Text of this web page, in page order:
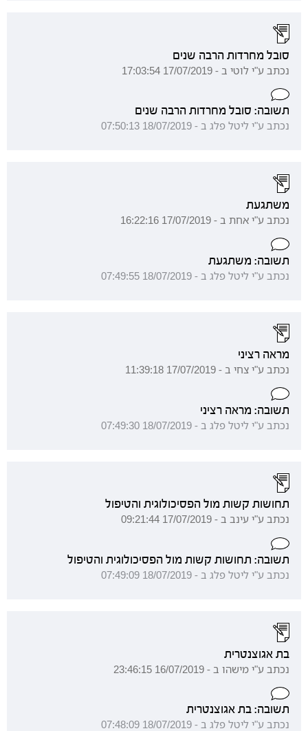
סובל מחרדות הרבה שנים
נכתב ע"י לוטי ב - 17/07/2019 17:03:54
תשובה: סובל מחרדות הרבה שנים
נכתב ע"י ליטל פלג ב - 18/07/2019 07:50:13
משתגעת
נכתב ע"י אחת ב - 17/07/2019 16:22:16
תשובה: משתגעת
נכתב ע"י ליטל פלג ב - 18/07/2019 07:49:55
מראה רציני
נכתב ע"י צחי ב - 17/07/2019 11:39:18
תשובה: מראה רציני
נכתב ע"י ליטל פלג ב - 18/07/2019 07:49:30
תחושות קשות מול הפסיכולוגית והטיפול
נכתב ע"י עינב ב - 17/07/2019 09:21:44
תשובה: תחושות קשות מול הפסיכולוגית והטיפול
נכתב ע"י ליטל פלג ב - 18/07/2019 07:49:09
בת אגוצנטרית
נכתב ע"י מישהו ב - 16/07/2019 23:46:15
תשובה: בת אגוצנטרית
נכתב ע"י ליטל פלג ב - 18/07/2019 07:48:09